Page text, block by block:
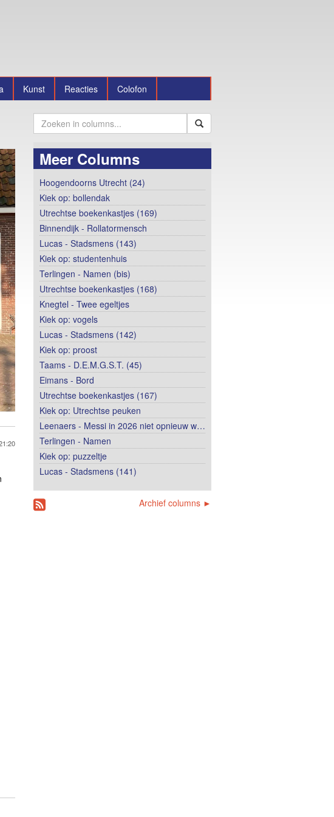
Kunst Reacties Colofon
Meer Columns
Hoogendoorns Utrecht (24)
Kiek op: bollendak
Utrechtse boekenkastjes (169)
Binnendijk - Rollatormensch
Lucas - Stadsmens (143)
Kiek op: studentenhuis
Terlingen - Namen (bis)
Utrechtse boekenkastjes (168)
Knegtel - Twee egeltjes
Kiek op: vogels
Lucas - Stadsmens (142)
Kiek op: proost
Taams - D.E.M.G.S.T. (45)
Eimans - Bord
Utrechtse boekenkastjes (167)
Kiek op: Utrechtse peuken
Leenaers - Messi in 2026 niet opnieuw w…
Terlingen - Namen
Kiek op: puzzeltje
Lucas - Stadsmens (141)
Archief columns ►